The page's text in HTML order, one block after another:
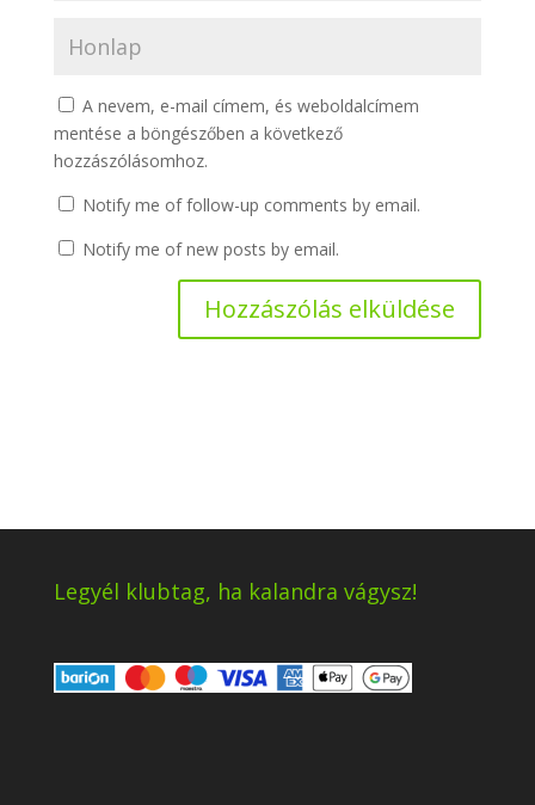
A nevem, e-mail címem, és weboldalcímem
mentése a böngészőben a következő
hozzászólásomhoz.
Notify me of follow-up comments by email.
Notify me of new posts by email.
Legyél klubtag, ha kalandra vágysz!